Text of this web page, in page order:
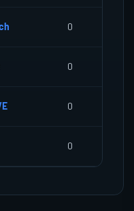
0
0
0
0